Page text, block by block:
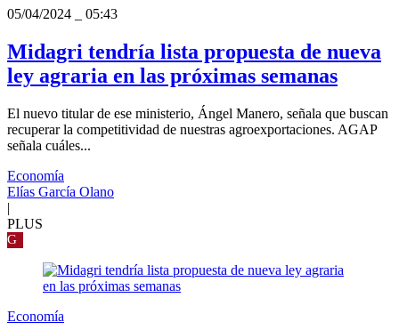
05/04/2024
05:43
Midagri tendría lista propuesta de nueva
ley agraria en las próximas semanas
El nuevo titular de ese ministerio, Ángel Manero, señala que buscan
recuperar la competitividad de nuestras agroexportaciones. AGAP
señala cuáles...
Economía
Elías García Olano
|
PLUS
G
Economía